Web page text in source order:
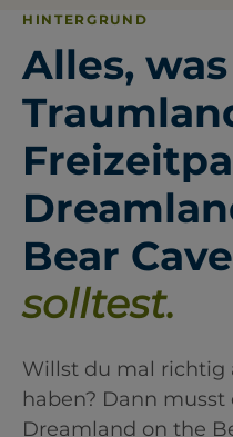
HINTERGRUND
Alles,
Bear Cave
solltest.
Willst du mal richtig
haben? Dann
Dreamland on the